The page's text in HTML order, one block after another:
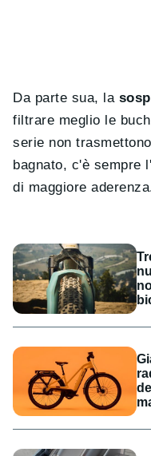
Da parte sua, la
filtrare meglio le
serie non
bagnato, c'è sempre
di maggiore